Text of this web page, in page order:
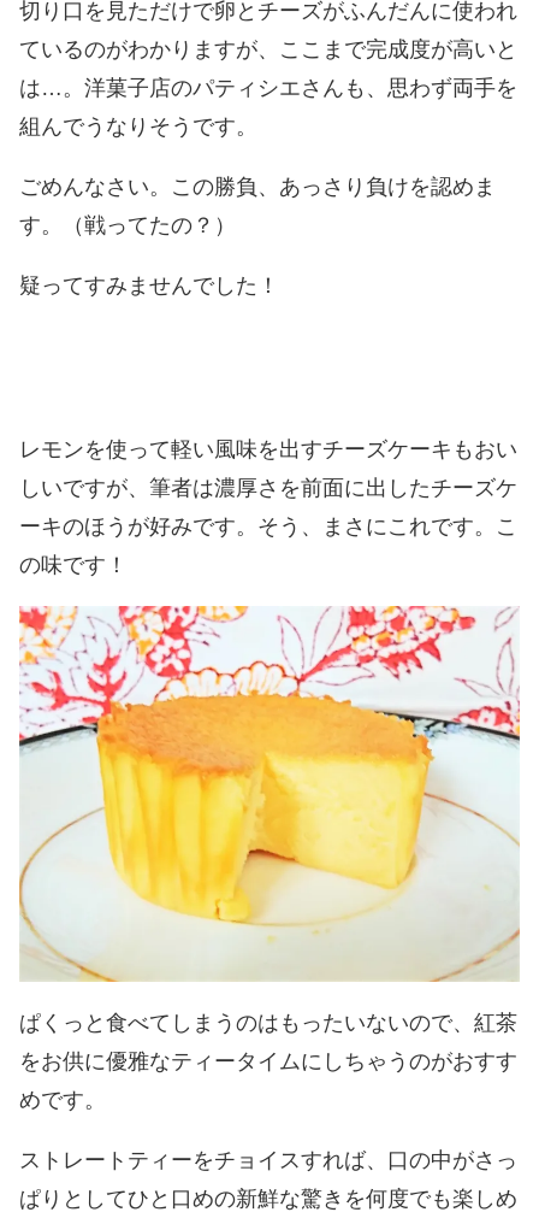
切り口を見ただけで卵とチーズがふんだんに使われ
ているのがわかりますが、ここまで完成度が高いと
は…。洋菓子店のパティシエさんも、思わず両手を
組んでうなりそうです。
ごめんなさい。この勝負、あっさり負けを認めま
す。（戦ってたの？）
疑ってすみませんでした！
レモンを使って軽い風味を出すチーズケーキもおい
しいですが、筆者は濃厚さを前面に出したチーズケ
ーキのほうが好みです。そう、まさにこれです。こ
の味です！
ぱくっと食べてしまうのはもったいないので、紅茶
をお供に優雅なティータイムにしちゃうのがおすす
めです。
ストレートティーをチョイスすれば、口の中がさっ
ぱりとしてひと口めの新鮮な驚きを何度でも楽しめ